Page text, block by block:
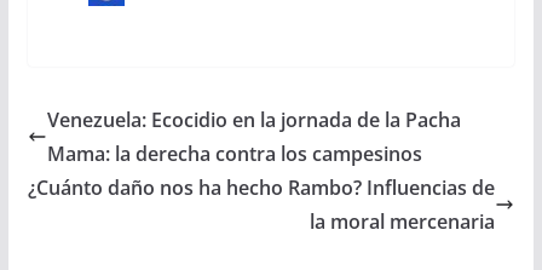
Venezuela: Ecocidio en la jornada de la Pacha
Mama: la derecha contra los campesinos
¿Cuánto daño nos ha hecho Rambo? Influencias de
la moral mercenaria